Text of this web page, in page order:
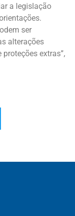
a legislação
ser
alterações
extras”,